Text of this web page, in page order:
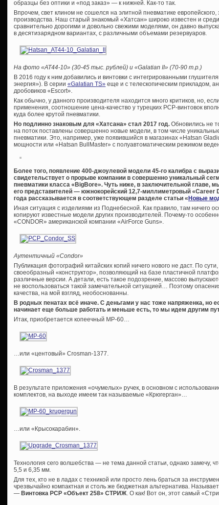
образцы без оптики и «под заказ» — к нижней. Как-то так.
Впрочем, свет клином не сошелся на элитной пневматике европейского,
производства. Наш старый знакомый «Хатсан» широко известен и
сравнительно дорогими и довольно свежими моделями, он давно
в десятизарядном вариантах, с различными объемами резервуаров.
На фото «AT44-10» (30-45 тыс. рублей) и «Galatian II» (70-90 т.р.)
В 2016 году к ним добавились и винтовки с интегрированными
энергия»). В серии «Galatian TS» еще и с телескопическим прикладом,
дробовиков «Escort».
Как обычно, у данного производителя находится много критиков, но,
применения, соотношение цена-качество у турецких PCP-винтовок
куда более крутой пневматики.
Но подлинно знаковым для «Хатсана» стал 2017 год. Обновились не
на поток поставлены совершенно новые модели, в том числе
пневматики. Это, например, уже появившийся в магазинах «Hatsan
мощности или «Hatsan BullMaster» с полуавтоматическим режимом
Более того, появление 400-джоулевой модели 45-го калибра с
свидетельствует о прорыве компании в совершенно уникальный
пневматики класса «BigBore». Чуть ниже, в заключительной главе,
его представителей — южнокорейский 12,7-миллиметровый «Career
года рассказывается в соответствующем разделе статьи «Новые
Иная ситуация с изделиями из Поднебесной. Как правило, там ничего
копируют известные модели других производителей. Почему-то
«CONDOR» американской компании «AirForce Guns».
Аутентичный «Condor»
Публикация фотографий китайских копий ничего нового не даст. По
своеобразный «конструктор», позволяющий на базе пластичной
различные версии. А детали, есть такое подозрение, массово
не воспользоваться такой замечательной ситуацией… Поэтому
качества, на мой взгляд, необоснованны.
В родных пенатах всё иначе. С деньгами у нас тоже напряженка, но
начинает еще больше работать и меньше есть, то мы идем другим
Итак, приобретается копеечный МР-60…
…или «центовый» Crosman-1377.
В результате приложения «очумелых» ручек, в основном с
комплектов, на выходе имеем так называемые «Крюгерган»…
…или «Крысокарабин».
Технология сего волшебства — не тема данной статьи, однако замечу,
5,5 и 6,35 мм.
Для тех, кто не в ладах с техникой или просто лень браться за
чрезвычайно компактная и столь же бюджетная альтернатива.
— Винтовка РСР «Объект 258» СТРИЖ . О как! Вот он, этот самый